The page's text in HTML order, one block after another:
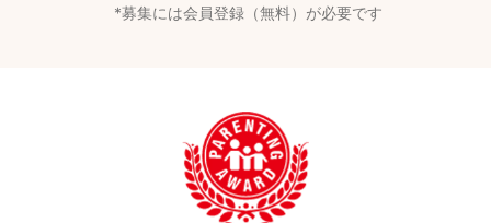
募集には会員登録（無料）が必要です